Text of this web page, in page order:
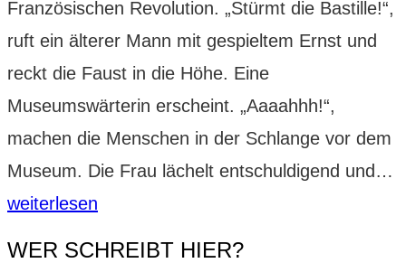
Französischen Revolution. „Stürmt die Bastille!“,
ruft ein älterer Mann mit gespieltem Ernst und
reckt die Faust in die Höhe. Eine
Museumswärterin erscheint. „Aaaahhh!“,
machen die Menschen in der Schlange vor dem
Museum. Die Frau lächelt entschuldigend und…
weiterlesen
WER SCHREIBT HIER?